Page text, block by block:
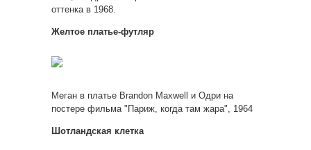
оттенка в 1968.
Желтое платье-футляр
Меган в платье Brandon Maxwell и Одри на
постере фильма "Париж, когда там жара", 1964
Шотландская клетка